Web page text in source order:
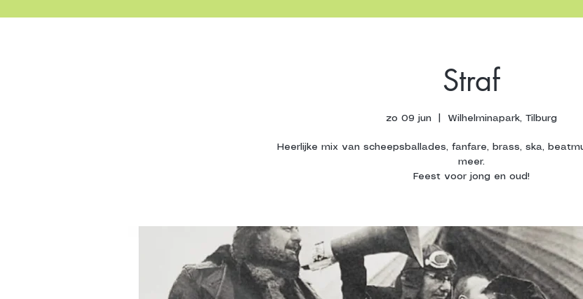
Straf
zo 09 jun Wilhelminapark, Tilburg
Heerlijke mix van scheepsballades, fanfare, brass, ska,
meer.